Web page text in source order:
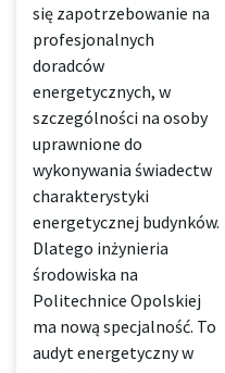
się zapotrzebowanie na
profesjonalnych
doradców
energetycznych, w
szczególności na osoby
uprawnione do
wykonywania świadectw
charakterystyki
energetycznej budynków.
Dlatego inżynieria
środowiska na
Politechnice Opolskiej
ma nową specjalność. To
audyt energetyczny w